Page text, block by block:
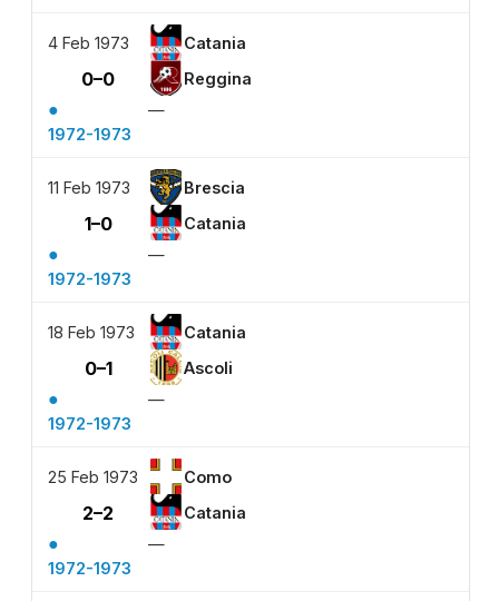
4 Feb 1973 Catania
0–0 Reggina
●
—
1972-1973
11 Feb 1973 Brescia
1–0 Catania
●
—
1972-1973
18 Feb 1973 Catania
0–1 Ascoli
●
—
1972-1973
25 Feb 1973 Como
2–2 Catania
●
—
1972-1973